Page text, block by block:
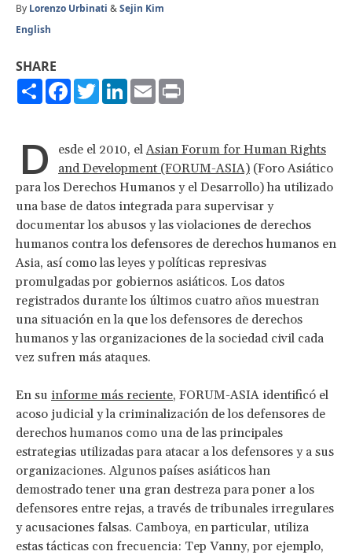
By Lorenzo Urbinati &Sejin Kim
English
SHARE
ShareFacebook
TwitterLinkedIn
Email
D esde el 2010, elAsian Forum for Human Rights
and Development (FORUM-ASIA) (Foro Asiático
para los Derechos Humanos y el Desarrollo) ha utilizado
una base de datos integrada para supervisar y
documentar los abusos y las violaciones de derechos
humanos contra los defensores de derechos humanos en
Asia, así como las leyes y políticas represivas
promulgadas por gobiernos asiáticos. Los datos
registrados durante los últimos cuatro años muestran
una situación en la que los defensores de derechos
humanos y las organizaciones de la sociedad civil cada
vez sufren más ataques.
En su informe más reciente, FORUM-ASIA identificó el
acoso judicial y la criminalización de los defensores de
derechos humanos como una de las principales
estrategias utilizadas para atacar a los defensores y a sus
organizaciones. Algunos países asiáticos han
demostrado tener una gran destreza para poner a los
defensores entre rejas, a través de tribunales irregulares
y acusaciones falsas. Camboya, en particular, utiliza
estas tácticas con frecuencia: Tep Vanny, por ejemplo,